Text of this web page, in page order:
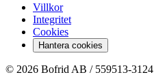
Villkor
Integritet
Cookies
Hantera cookies
© 2026 Bofrid AB / 559513-3124